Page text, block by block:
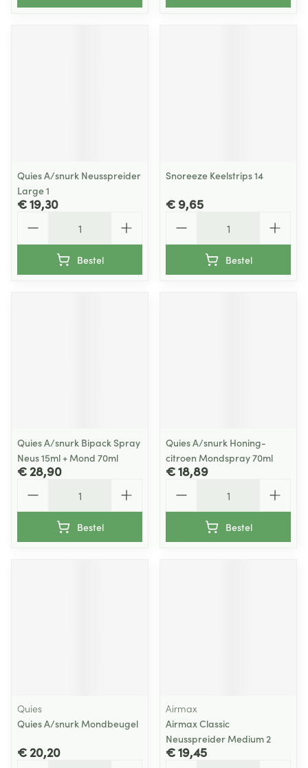
Quies A/snurk Neusspreider
Large 1
€ 19,30
Bestel
Snoreeze Keelstrips 14
€ 9,65
Bestel
Quies A/snurk Bipack Spray
Neus 15ml + Mond 70ml
€ 28,90
Bestel
Quies A/snurk Honing-
citroen Mondspray 70ml
€ 18,89
Bestel
Quies
Quies A/snurk Mondbeugel
€ 20,20
Airmax
Airmax Classic
Neusspreider Medium 2
€ 19,45